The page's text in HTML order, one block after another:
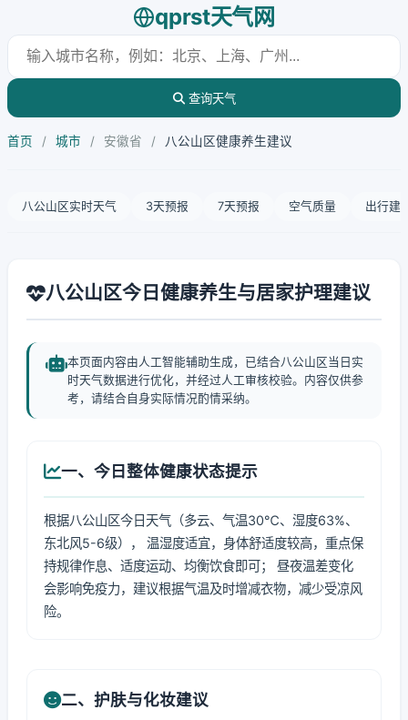
qprst天气网
查询天气
首页 / 城市 / 安徽省 / 八公山区健康养生建议
八公山区实时天气 3天预报 7天预报 空气质量 出行建
八公山区今日健康养生与居家护理建议
本页面内容由人工智能辅助生成，已结合八公山区当日实
时天气数据进行优化，并经过人工审核校验。内容仅供参
考，请结合自身实际情况酌情采纳。
一、今日整体健康状态提示
根据八公山区今日天气（多云、气温30℃、湿度63%、
东北风5-6级）， 温湿度适宜，身体舒适度较高，重点保
持规律作息、适度运动、均衡饮食即可； 昼夜温差变化
会影响免疫力，建议根据气温及时增减衣物，减少受凉风
险。
二、护肤与化妆建议